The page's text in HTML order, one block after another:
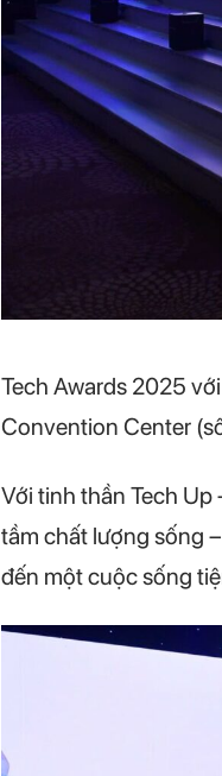
Tech Awards 2025
Convention Center
Với tinh thần Tech Up
tầm chất lượng sống
đến một cuộc sống